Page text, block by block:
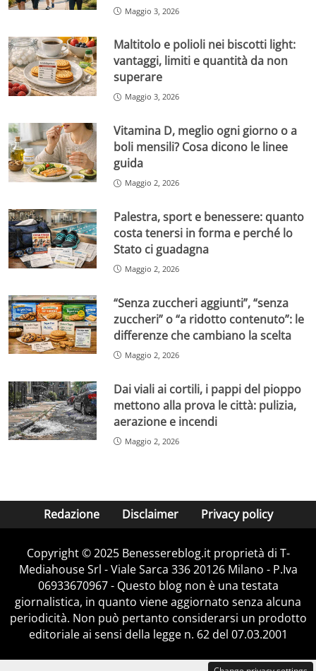
Maggio 3, 2026
Maltitolo e polioli nei biscotti light:
vantaggi, limiti e quantità da non
superare
Maggio 3, 2026
Vitamina D, meglio ogni giorno o a
boli mensili? Cosa dicono le linee
guida
Maggio 2, 2026
Palestra, sport e benessere: quanto
costa tenersi in forma e perché lo
Stato ci guadagna
Maggio 2, 2026
“Senza zuccheri aggiunti”, “senza
zuccheri” o “a ridotto contenuto”: le
differenze che cambiano la scelta
Maggio 2, 2026
Dai viali ai cortili, i pappi del pioppo
mettono alla prova le città: pulizia,
aerazione e incendi
Maggio 2, 2026
Redazione Disclaimer Privacy policy
Copyright © 2025 Benessereblog.it proprietà di T-
Mediahouse Srl - Viale Sarca 336 20126 Milano - P.Iva
06933670967 - Questo blog non è una testata
giornalistica, in quanto viene aggiornato senza alcuna
periodicità. Non può pertanto considerarsi un prodotto
editoriale ai sensi della legge n. 62 del 07.03.2001